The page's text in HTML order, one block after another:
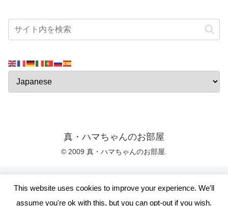
真・ハマちゃんのお部屋
© 2009 真・ハマちゃんのお部屋.
This website uses cookies to improve your experience. We'll
assume you're ok with this, but you can opt-out if you wish.